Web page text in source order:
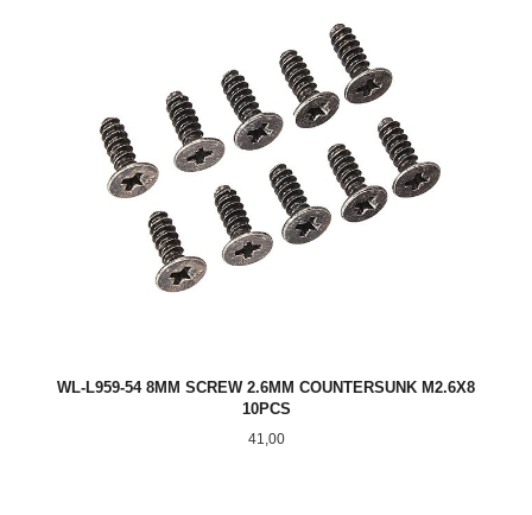
WL-L959-54 8MM SCREW 2.6MM COUNTERSUNK M2.6X8
10PCS
Pris
41,00